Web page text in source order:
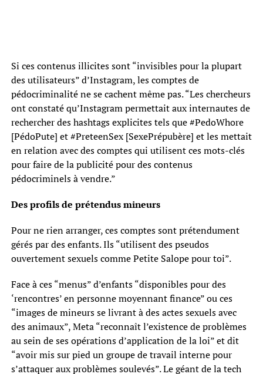
Si ces contenus illicites sont “invisibles pour la plupart
des utilisateurs” d’Instagram, les comptes de
pédocriminalité ne se cachent même pas. “Les chercheurs
ont constaté qu’Instagram permettait aux internautes de
rechercher des hashtags explicites tels que #PedoWhore
[PédoPute] et #PreteenSex [SexePrépubère] et les mettait
en relation avec des comptes qui utilisent ces mots-clés
pour faire de la publicité pour des contenus
pédocriminels à vendre.”
Des profils de prétendus mineurs
Pour ne rien arranger, ces comptes sont prétendument
gérés par des enfants. Ils “utilisent des pseudos
ouvertement sexuels comme Petite Salope pour toi”.
Face à ces “menus” d’enfants “disponibles pour des
‘rencontres’ en personne moyennant finance” ou ces
“images de mineurs se livrant à des actes sexuels avec
des animaux”, Meta “reconnaît l’existence de problèmes
au sein de ses opérations d’application de la loi” et dit
“avoir mis sur pied un groupe de travail interne pour
s’attaquer aux problèmes soulevés”. Le géant de la tech